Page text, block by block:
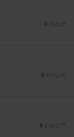
2.55公里